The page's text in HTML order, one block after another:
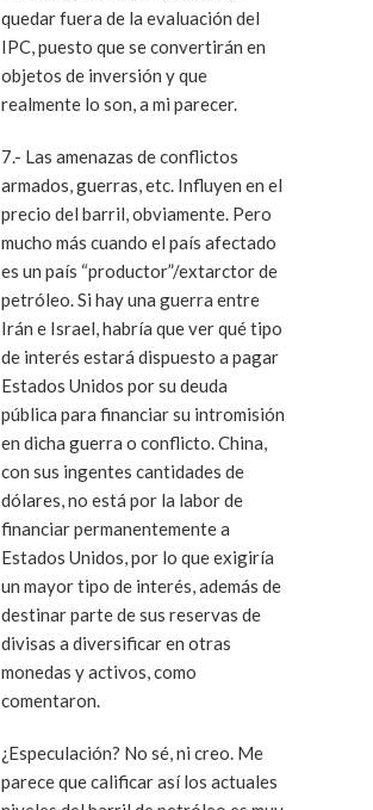
quedar fuera de la evaluación del
IPC, puesto que se convertirán en
objetos de inversión y que
realmente lo son, a mi parecer.
7.- Las amenazas de conflictos
armados, guerras, etc. Influyen en el
precio del barril, obviamente. Pero
mucho más cuando el país afectado
es un país “productor”/extarctor de
petróleo. Si hay una guerra entre
Irán e Israel, habría que ver qué tipo
de interés estará dispuesto a pagar
Estados Unidos por su deuda
pública para financiar su intromisión
en dicha guerra o conflicto. China,
con sus ingentes cantidades de
dólares, no está por la labor de
financiar permanentemente a
Estados Unidos, por lo que exigiría
un mayor tipo de interés, además de
destinar parte de sus reservas de
divisas a diversificar en otras
monedas y activos, como
comentaron.
¿Especulación? No sé, ni creo. Me
parece que calificar así los actuales